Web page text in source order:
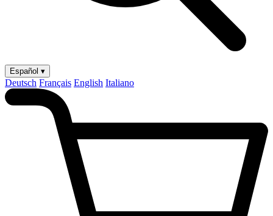
Español ▾
Deutsch Français English Italiano